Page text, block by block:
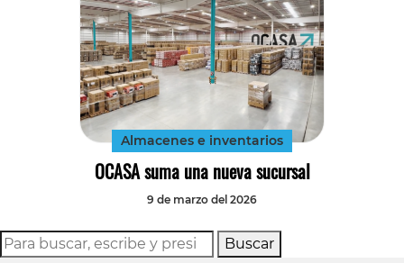
Almacenes e inventarios
OCASA suma una nueva sucursal
9 de marzo del 2026
Buscar